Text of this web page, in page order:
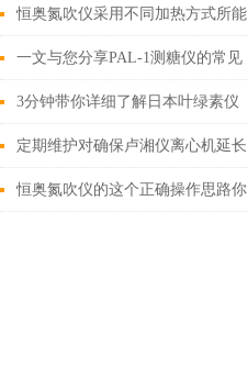
事项
恒奥氮吹仪采用不同加热方式所能
起到的效果介绍
一文与您分享PAL-1测糖仪的常见
问题相应解决方法
3分钟带你详细了解日本叶绿素仪
的使用方法以及注意事项
定期维护对确保卢湘仪离心机延长
使用寿命至关重要
恒奥氮吹仪的这个正确操作思路你